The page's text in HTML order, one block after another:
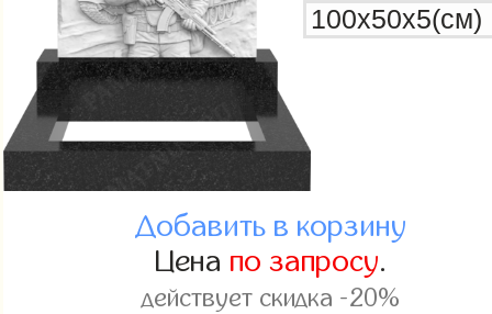
Добавить в корзину
Цена по запросу.
действует скидка -20%